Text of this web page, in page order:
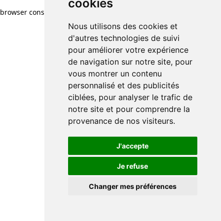
cookies
Nous utilisons des cookies et
d'autres technologies de suivi
pour améliorer votre expérience
de navigation sur notre site, pour
vous montrer un contenu
personnalisé et des publicités
ciblées, pour analyser le trafic de
notre site et pour comprendre la
provenance de nos visiteurs.
J'accepte
Je refuse
Changer mes préférences
browser console for more information)